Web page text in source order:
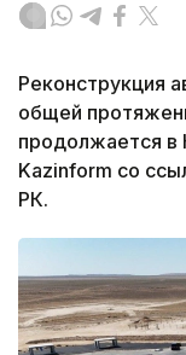
Реконструкция
общей
продолжается в
Kazinform со
РК.